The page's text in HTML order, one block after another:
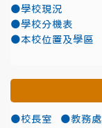
●學校現況
●學校分機表
●本校位置及學區
●校長室
●教務處